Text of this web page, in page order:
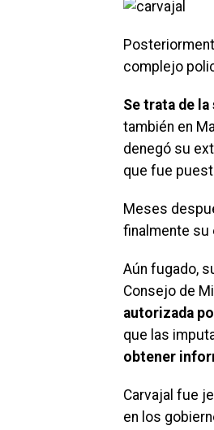
complejo
Se trata de la
también en
denegó su
que fue
Meses
finalmente su
Aún fugado,
Consejo de
autorizada
que las
obtener
Carvajal fue
en los